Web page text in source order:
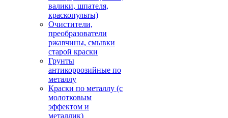
валики, шпателя,
краскопульты)
Очистители,
преобразователи
ржавчины, смывки
старой краски
Грунты
антикоррозийные по
металлу
Краски по металлу (с
молотковым
эффектом и
металлик)